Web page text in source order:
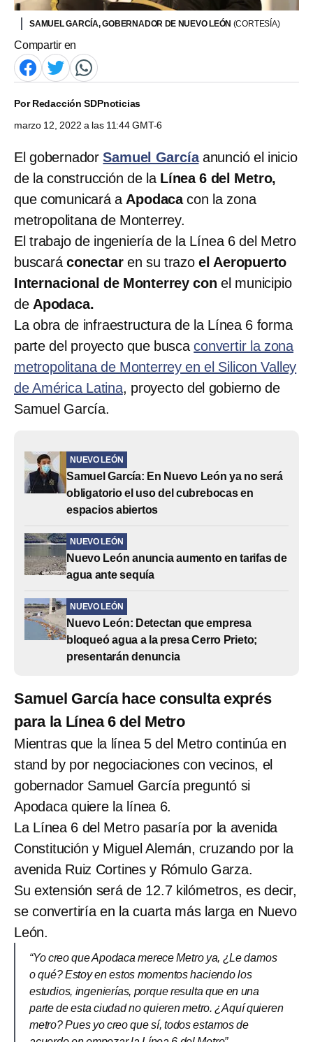
SAMUEL GARCÍA, GOBERNADOR DE NUEVO LEÓN (CORTESÍA)
Compartir en
PorRedacción SDPnoticias
marzo 12, 2022 a las 11:44 GMT-6
El gobernadorSamuel Garcíaanunció el inicio
de la construcción de la Línea 6 del Metro,
que comunicará a Apodacacon la zona
metropolitana de Monterrey.
El trabajo de ingeniería de la Línea 6 del Metro
buscará conectaren su trazoel Aeropuerto
Internacional de Monterrey con el municipio
de Apodaca.
La obra de infraestructura de la Línea 6 forma
parte del proyecto que buscaconvertir la zona
metropolitana de Monterrey en el Silicon Valley
de América Latina, proyecto del gobierno de
Samuel García.
NUEVO LEÓN
Samuel García: En Nuevo León ya no será
obligatorio el uso del cubrebocas en
espacios abiertos
NUEVO LEÓN
Nuevo León anuncia aumento en tarifas de
agua ante sequía
NUEVO LEÓN
Nuevo León: Detectan que empresa
bloqueó agua a la presa Cerro Prieto;
presentarán denuncia
Samuel García hace consulta exprés
para la Línea 6 del Metro
Mientras que la línea 5 del Metro continúa en
stand by por negociaciones con vecinos, el
gobernador Samuel García preguntó si
Apodaca quiere la línea 6.
La Línea 6 del Metro pasaría por la avenida
Constitución y Miguel Alemán, cruzando por la
avenida Ruiz Cortines y Rómulo Garza.
Su extensión será de 12.7 kilómetros, es decir,
se convertiría en la cuarta más larga en Nuevo
León.
“Yo creo que Apodaca merece Metro ya, ¿Le damos
o qué? Estoy en estos momentos haciendo los
estudios, ingenierías, porque resulta que en una
parte de esta ciudad no quieren metro. ¿Aquí quieren
metro? Pues yo creo que sí, todos estamos de